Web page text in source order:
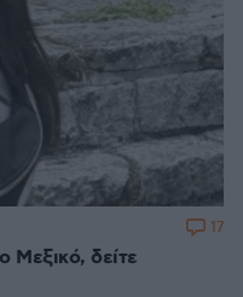
Μεξικό, δείτε
17